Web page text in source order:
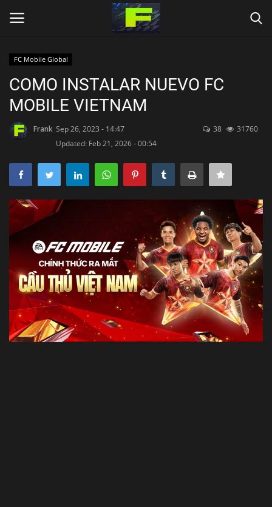
Inicio
DESCARGAS
OTROS
Language
Español
FC Mobile Global
COMO INSTALAR NUEVO FC
MOBILE VIETNAM
Frank Sep 26, 2023 - 14:47
Updated: Feb 21, 2026 - 00:54
38 31760